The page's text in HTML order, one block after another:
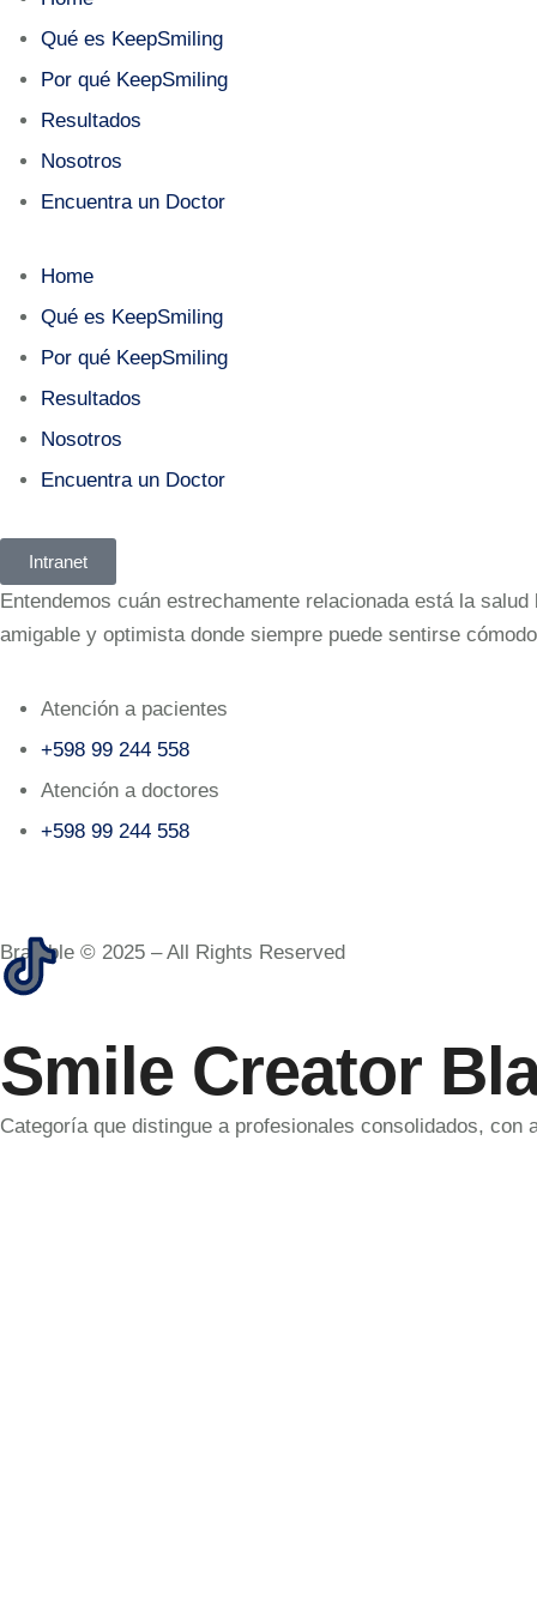
Qué es KeepSmiling
Por qué KeepSmiling
Resultados
Nosotros
Encuentra un Doctor
Home
Qué es KeepSmiling
Por qué KeepSmiling
Resultados
Nosotros
Encuentra un Doctor
Intranet
Entendemos cuán estrechamente relacionada está la
amigable y optimista donde siempre puede sentirse
Atención a pacientes
+598 99 244 558
Atención a doctores
+598 99 244 558‬‬
Bramble © 2025 – All Rights Reserved
Smile Creator
Categoría que distingue a profesionales consolidados,